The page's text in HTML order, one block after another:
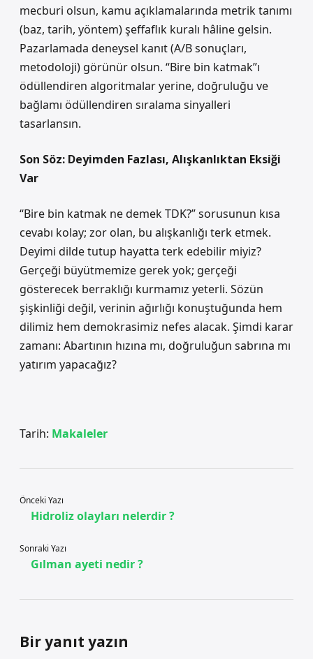
mecburi olsun, kamu açıklamalarında metrik tanımı
(baz, tarih, yöntem) şeffaflık kuralı hâline gelsin.
Pazarlamada deneysel kanıt (A/B sonuçları,
metodoloji) görünür olsun. “Bire bin katmak”ı
ödüllendiren algoritmalar yerine, doğruluğu ve
bağlamı ödüllendiren sıralama sinyalleri
tasarlansın.
Son Söz: Deyimden Fazlası, Alışkanlıktan Eksiği
Var
“Bire bin katmak ne demek TDK?” sorusunun kısa
cevabı kolay; zor olan, bu alışkanlığı terk etmek.
Deyimi dilde tutup hayatta terk edebilir miyiz?
Gerçeği büyütmemize gerek yok; gerçeği
gösterecek berraklığı kurmamız yeterli. Sözün
şişkinliği değil, verinin ağırlığı konuştuğunda hem
dilimiz hem demokrasimiz nefes alacak. Şimdi karar
zamanı: Abartının hızına mı, doğruluğun sabrına mı
yatırım yapacağız?
Tarih: Makaleler
Önceki Yazı
Hidroliz olayları nelerdir ?
Sonraki Yazı
Gılman ayeti nedir ?
Bir yanıt yazın